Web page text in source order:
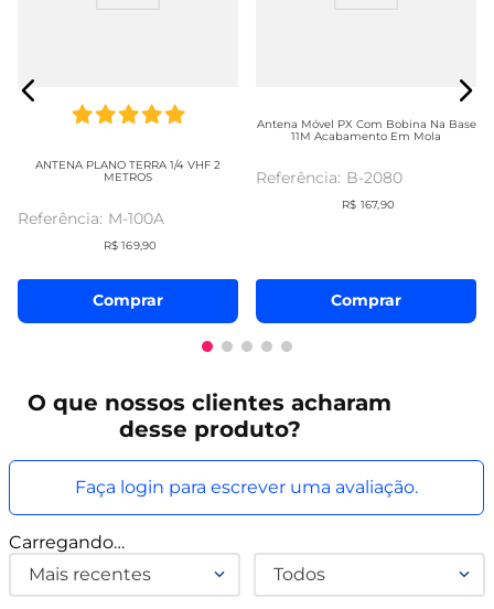
ANTENA PLANO TERRA 1/4 VHF 2
METROS
M-100A
R$ 169,90
Comprar
Antena Móvel PX Com Bobina Na Base
11M Acabamento Em Mola
B-2080
R$ 167,90
Comprar
O que nossos clientes acharam
desse produto?
Carregando…
Faça login para escrever uma avaliação.
Mais recentes Todos